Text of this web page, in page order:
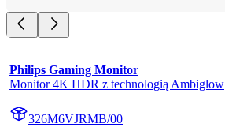
Philips Gaming Monitor
Monitor 4K HDR z technologią Ambiglow
326M6VJRMB/00